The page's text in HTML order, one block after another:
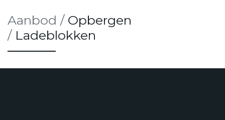
Aanb​od / Opbergen
/ Ladeblokken